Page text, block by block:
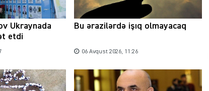
Ukraynada
etdi
Bu ərazilərdə işıq olmayacaq
06 Avqust 2026, 11:26
01 İyun 2026, 11:28